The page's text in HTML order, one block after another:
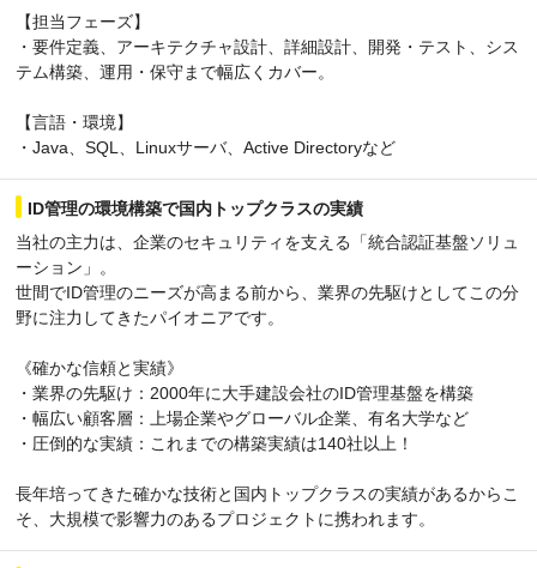
【担当フェーズ】
・要件定義、アーキテクチャ設計、詳細設計、開発・テスト、シス
テム構築、運用・保守まで幅広くカバー。
【言語・環境】
・Java、SQL、Linuxサーバ、Active Directoryなど
ID管理の環境構築で国内トップクラスの実績
当社の主力は、企業のセキュリティを支える「統合認証基盤ソリュ
ーション」。
世間でID管理のニーズが高まる前から、業界の先駆けとしてこの分
野に注力してきたパイオニアです。
《確かな信頼と実績》
・業界の先駆け：2000年に大手建設会社のID管理基盤を構築
・幅広い顧客層：上場企業やグローバル企業、有名大学など
・圧倒的な実績：これまでの構築実績は140社以上！
長年培ってきた確かな技術と国内トップクラスの実績があるからこ
そ、大規模で影響力のあるプロジェクトに携われます。